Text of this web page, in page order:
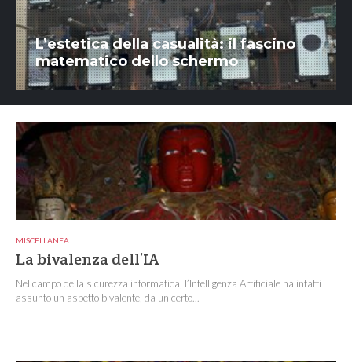
L’estetica della casualità: il fascino
matematico dello schermo
MISCELLANEA
La bivalenza dell’IA
Nel campo della sicurezza informatica, l’Intelligenza Artificiale ha infatti
assunto un aspetto bivalente, da un certo...